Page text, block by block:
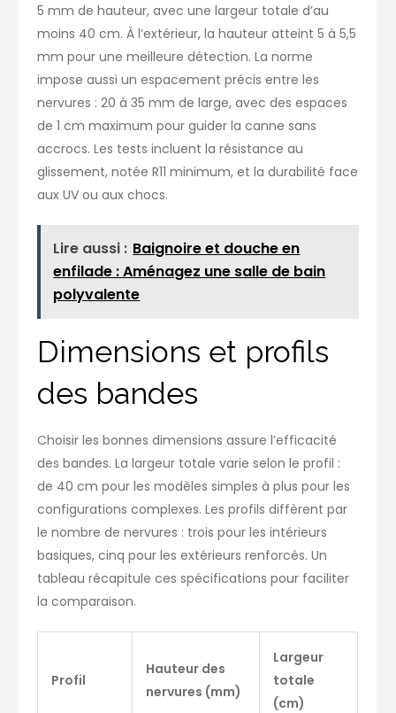
5 mm de hauteur, avec une largeur totale d’au
moins 40 cm. À l’extérieur, la hauteur atteint 5 à 5,5
mm pour une meilleure détection. La norme
impose aussi un espacement précis entre les
nervures : 20 à 35 mm de large, avec des espaces
de 1 cm maximum pour guider la canne sans
accrocs. Les tests incluent la résistance au
glissement, notée R11 minimum, et la durabilité face
aux UV ou aux chocs.
Lire aussi : Baignoire et douche en
enfilade : Aménagez une salle de bain
polyvalente
Dimensions et profils
des bandes
Choisir les bonnes dimensions assure l’efficacité
des bandes. La largeur totale varie selon le profil :
de 40 cm pour les modèles simples à plus pour les
configurations complexes. Les profils diffèrent par
le nombre de nervures : trois pour les intérieurs
basiques, cinq pour les extérieurs renforcés. Un
tableau récapitule ces spécifications pour faciliter
la comparaison.
Profil
Hauteur des
nervures (mm)
Largeur
totale
(cm)